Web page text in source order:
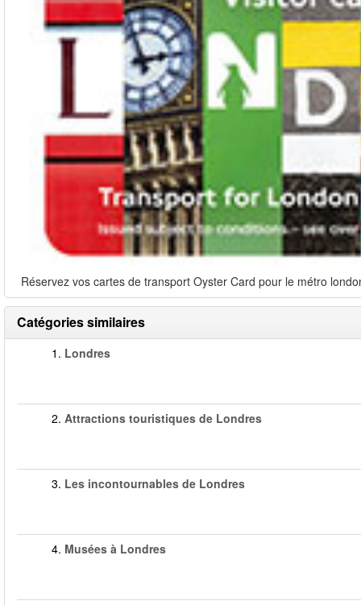
Réservez vos cartes de transport Oyster Card pour le métro
Catégories similaires
1. Londres
2. Attractions touristiques de Londres
3. Les incontournables de Londres
4. Musées à Londres